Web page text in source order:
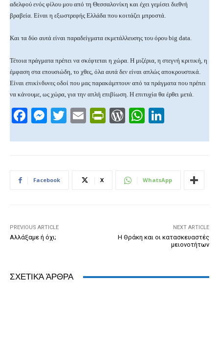
αδελφού ενός φίλου μου από τη Θεσσαλονίκη και έχει γεμίσει διεθνή
βραβεία. Είναι η εξωστρεφής Ελλάδα που κοιτάζει μπροστά.
Και τα δύο αυτά είναι παραδείγματα εκμετάλλευσης του όρου big data.
Τέτοια πράγματα πρέπει να σκέφτεται η χώρα. Η μιζέρια, η στεγνή κριτική, η
έμφαση στα επουσιώδη, το χθες, όλα αυτά δεν είναι απλώς αποκρουστικά.
Είναι επικίνδυνες οδοί που μας παρακάμπτουν από τα πράγματα που πρέπει
να κάνουμε, ως χώρα, για την απλή επιβίωση. Η επιτυχία θα έρθει μετά.
F
c
b
k
M
ss
n
T
tt
E
ail
Pr
tF
W
d
e
W
at
A
k
dI
Facebook X WhatsApp
PREVIOUS ARTICLE
Αλλάξαμε ή όχι;
NEXT ARTICLE
Η Θράκη και οι κατασκευαστές
μειονοτήτων
ΣΧΕΤΙΚΆ ΆΡΘΡΑ